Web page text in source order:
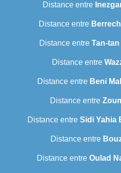
Distance entre
Distance entre
Distance entre Tan-tan
Distance entre
Distance entre Beni
Distance entre
Distance entre Sidi Yahia
Distance entre
Distance entre Oulad